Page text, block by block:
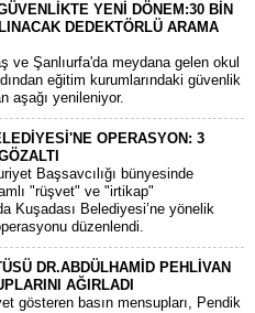
YENİ DÖNEM:30 BİN
DEDEKTÖRLÜ ARAMA
ve Şanlıurfa'da meydana gelen okul
eğitim kurumlarındaki güvenlik
aşağı yenileniyor.
OPERASYON: 3
Başsavcılığı bünyesinde
"rüşvet" ve "irtikap"
Kuşadası Belediyesi’ne yönelik
düzenlendi.
DR.ABDÜLHAMİD PEHLİVAN
AĞIRLADI
gösteren basın mensupları, Pendik